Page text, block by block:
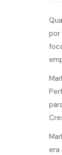
por
era